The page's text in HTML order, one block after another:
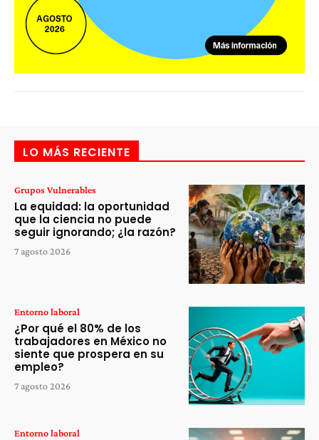
LO MÁS RECIENTE
Grupos Vulnerables
La equidad: la oportunidad
que la ciencia no puede
seguir ignorando; ¿la razón?
7 agosto 2026
Entorno laboral
¿Por qué el 80% de los
trabajadores en México no
siente que prospera en su
empleo?
7 agosto 2026
Entorno laboral